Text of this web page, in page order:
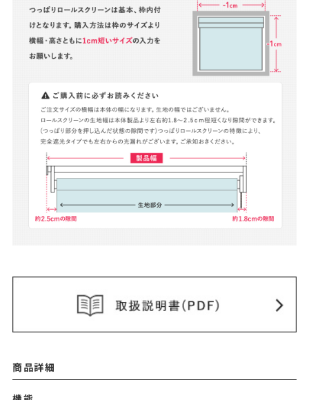
商品詳細